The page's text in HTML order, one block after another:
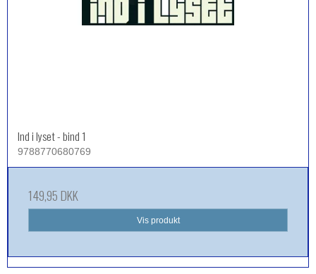
Ind i lyset - bind 1
9788770680769
149,95 DKK
Vis produkt